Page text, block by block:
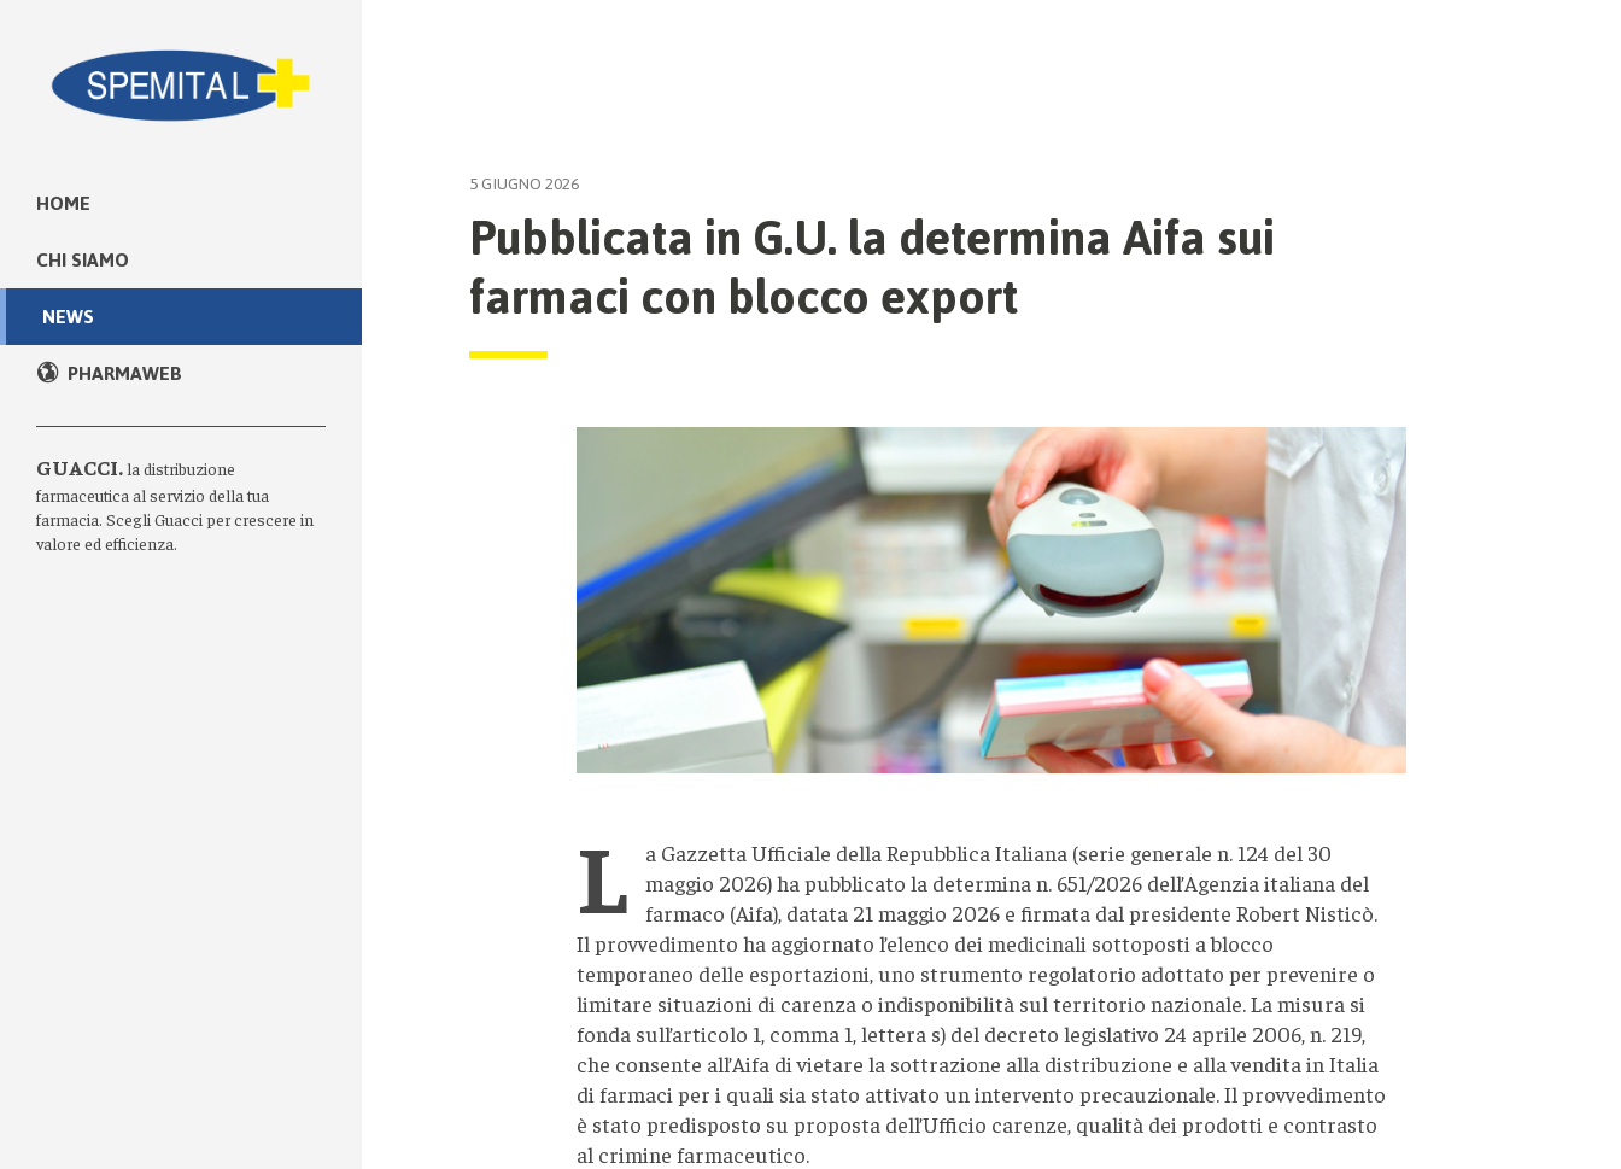
HOME
CHI SIAMO
NEWS
PHARMAWEB
GUACCI.la distribuzione
farmaceutica al servizio della tua
farmacia. Scegli Guacci per crescere in
valore ed efficienza.
5 GIUGNO 2026
Pubblicata in G.U. la determina Aifa sui
farmaci con blocco export
L
a Gazzetta Ufficiale della Repubblica Italiana (serie generale n. 124 del 30
maggio 2026) ha pubblicato la determina n. 651/2026 dell’Agenzia italiana del
farmaco (Aifa), datata 21 maggio 2026 e firmata dal presidente Robert Nisticò.
Il provvedimento ha aggiornato l’elenco dei medicinali sottoposti a blocco
temporaneo delle esportazioni, uno strumento regolatorio adottato per prevenire o
limitare situazioni di carenza o indisponibilità sul territorio nazionale. La misura si
fonda sull’articolo 1, comma 1, lettera s) del decreto legislativo 24 aprile 2006, n. 219,
che consente all’Aifa di vietare la sottrazione alla distribuzione e alla vendita in Italia
di farmaci per i quali sia stato attivato un intervento precauzionale. Il provvedimento
è stato predisposto su proposta dell’Ufficio carenze, qualità dei prodotti e contrasto
al crimine farmaceutico.